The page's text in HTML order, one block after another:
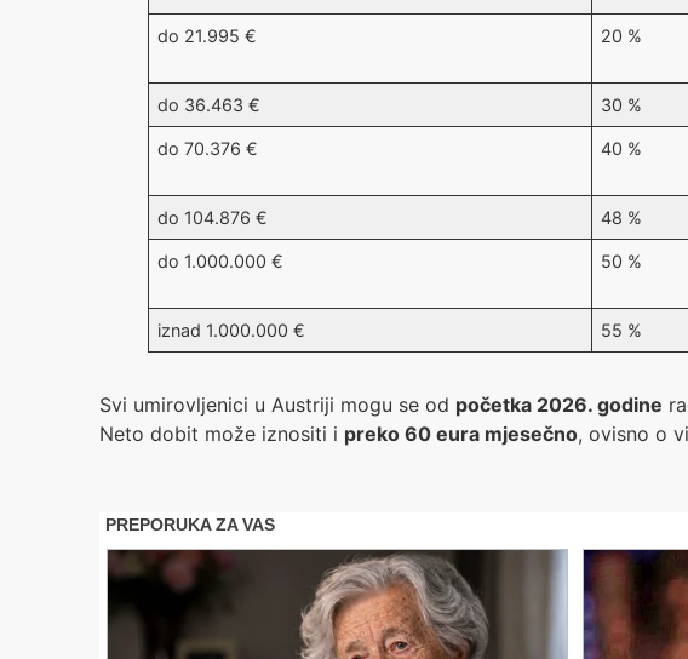
do 21.995 €
20 %
do 36.463 € 30 %
do 70.376 €
40 %
do 104.876 € 48 %
do 1.000.000 €
50 %
iznad 1.000.000 € 55 %
Svi umirovljenici u Austriji mogu se od početka 2026. godine
Neto dobit može iznositi i preko 60 eura mjesečno, ovisno o